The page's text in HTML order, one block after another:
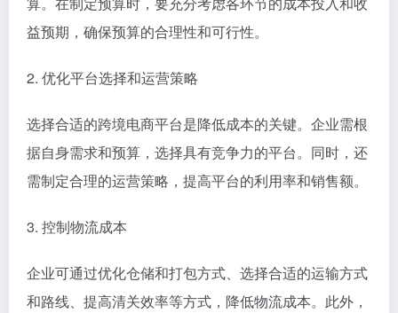
益预期，确保预算的合理性和可行性。
2. 优化平台选择和运营策略
选择合适的跨境电商平台是降低成本的关键。企业需根
据自身需求和预算，选择具有竞争力的平台。同时，还
需制定合理的运营策略，提高平台的利用率和销售额。
3. 控制物流成本
企业可通过优化仓储和打包方式、选择合适的运输方式
和路线、提高清关效率等方式，降低物流成本。此外，